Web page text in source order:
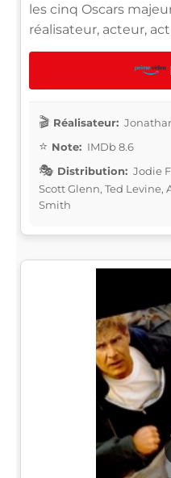
les cinq Oscars
réalisateur, acteur,
Réalisateur:
Note: IMDb 8.6
Distribution: Jodie
Scott Glenn, Ted
Smith